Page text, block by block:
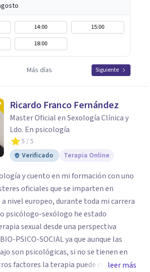
14:00
15:00
18:00
Más días Siguiente
Ricardo Franco Fernández
Master Oficial en Sexología Clínica y
Ldo. En psicología
5 / 5
Verificado
Terapia Online
y cuento en mi formación con uno
oficiales que se imparten en
nivel europeo, durante toda mi carrera
psicólogo-sexólogo he estado
sexual desde una perspectiva
PSICO-SOCIAL ya que aunque las
son psicológicas, si no se tienen en
factores la terapia puede no
leer más